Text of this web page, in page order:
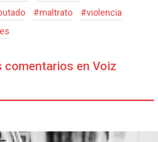
#maltrato #violencia
comentarios en Voiz